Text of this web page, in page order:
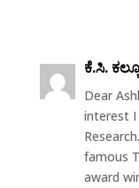
ಕೆ.ಸಿ.
Dear
interest I
famous
award